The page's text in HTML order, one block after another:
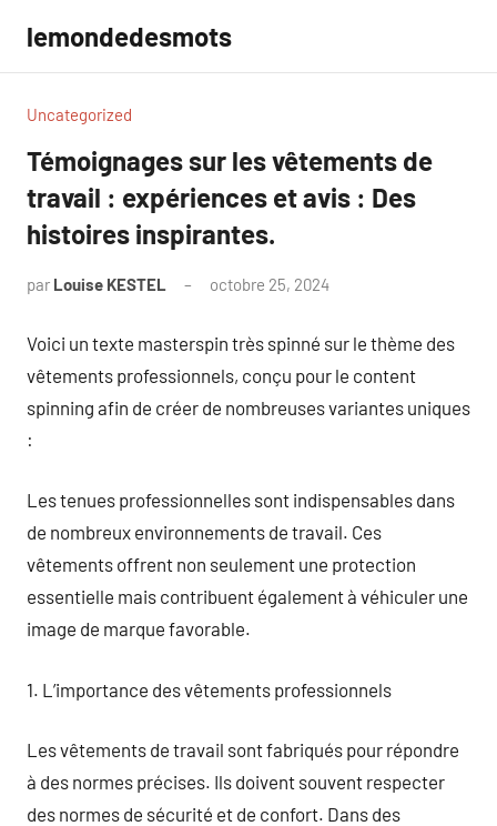
contenu
lemondedesmots
Uncategorized
Témoignages sur les vêtements de
travail : expériences et avis : Des
histoires inspirantes.
par Louise KESTEL octobre 25, 2024
Voici un texte masterspin très spinné sur le thème des
vêtements professionnels, conçu pour le content
spinning afin de créer de nombreuses variantes uniques
:
Les tenues professionnelles sont indispensables dans
de nombreux environnements de travail. Ces
vêtements offrent non seulement une protection
essentielle mais contribuent également à véhiculer une
image de marque favorable.
1. L’importance des vêtements professionnels
Les vêtements de travail sont fabriqués pour répondre
à des normes précises. Ils doivent souvent respecter
des normes de sécurité et de confort. Dans des